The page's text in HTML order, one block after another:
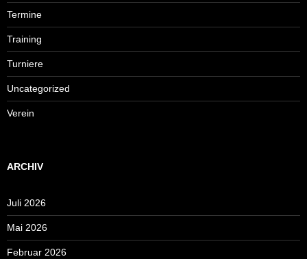
Termine
Training
Turniere
Uncategorized
Verein
ARCHIV
Juli 2026
Mai 2026
Februar 2026